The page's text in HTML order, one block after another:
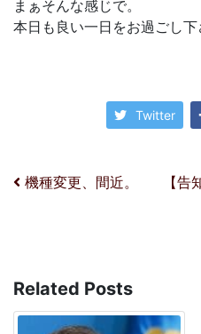
まぁそんな感じで。
本日も良い一日をお過ごし下
Twitter
投稿ナビゲ
機種変更、間近。 【
Related Posts